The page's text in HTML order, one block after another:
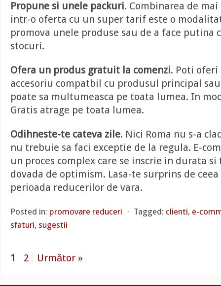
Propune si unele packuri. Combinarea de
intr-o oferta cu un super tarif este o
promova unele produse sau de a face putina
stocuri.
Ofera un produs gratuit la comenzi. Poti
accesoriu compatbil cu produsul principal
poate sa multumeasca pe toata lumea. In
Gratis atrage pe toata lumea.
Odihneste-te cateva zile. Nici Roma nu s-a
nu trebuie sa faci exceptie de la regula. E-
un proces complex care se inscrie in durata
dovada de optimism. Lasa-te surprins de
perioada reducerilor de vara.
Posted in: promovare reduceri ⋅ Tagged: clienti, e-
sfaturi, sugestii
1 2 Următor »